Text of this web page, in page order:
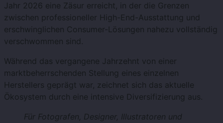
Jahr 2026 eine Zäsur erreicht, in der die Grenzen
zwischen professioneller High-End-Ausstattung und
erschwinglichen Consumer-Lösungen nahezu vollständig
verschwommen sind.
Während das vergangene Jahrzehnt von einer
marktbeherrschenden Stellung eines einzelnen
Herstellers geprägt war, zeichnet sich das aktuelle
Ökosystem durch eine intensive Diversifizierung aus.
Für Fotografen, Designer, Illustratoren und